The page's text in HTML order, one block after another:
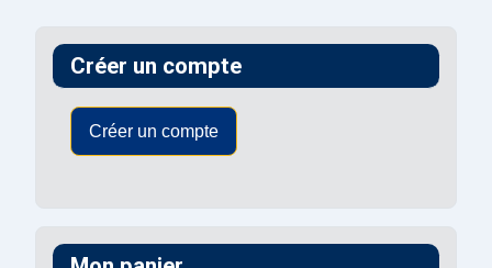
Créer un compte
Créer un compte